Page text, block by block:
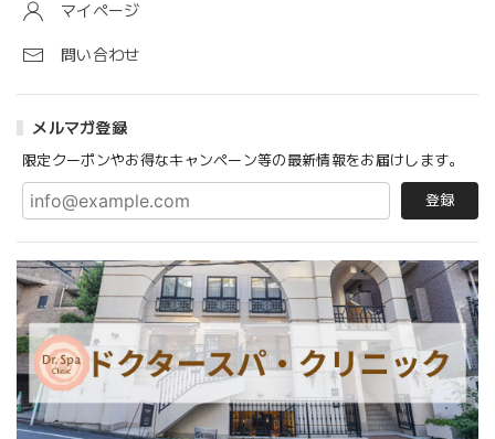
マイページ
問い合わせ
メルマガ登録
限定クーポンやお得なキャンペーン等の最新情報をお届けします。
登録